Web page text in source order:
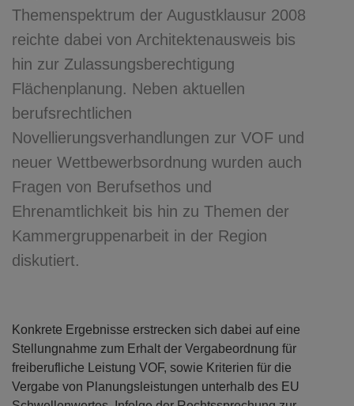
Themenspektrum der Augustklausur 2008
reichte dabei von Architektenausweis bis
hin zur Zulassungsberechtigung
Flächenplanung. Neben aktuellen
berufsrechtlichen
Novellierungsverhandlungen zur VOF und
neuer Wettbewerbsordnung wurden auch
Fragen von Berufsethos und
Ehrenamtlichkeit bis hin zu Themen der
Kammergruppenarbeit in der Region
diskutiert.
Konkrete Ergebnisse erstrecken sich dabei auf eine
Stellungnahme zum Erhalt der Vergabeordnung für
freiberufliche Leistung VOF, sowie Kriterien für die
Vergabe von Planungsleistungen unterhalb des EU